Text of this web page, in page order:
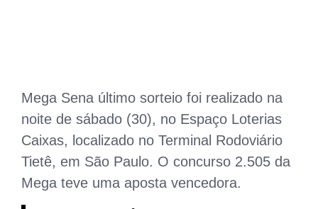
Mega Sena último sorteio foi realizado na
noite de sábado (30), no Espaço Loterias
Caixas, localizado no Terminal Rodoviário
Tietê, em São Paulo. O concurso 2.505 da
Mega teve uma aposta vencedora.